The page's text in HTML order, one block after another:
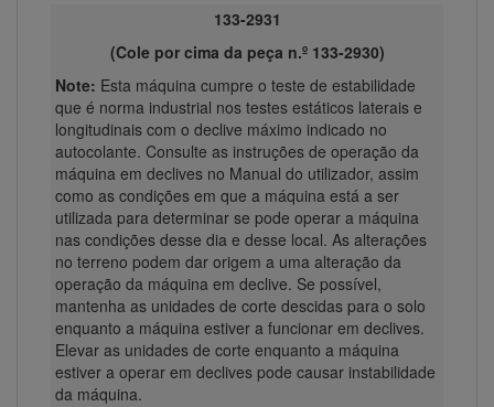
133-2931
(Cole por cima da peça n.º 133-2930)
Note: Esta máquina cumpre o teste de estabilidade
que é norma industrial nos testes estáticos laterais e
longitudinais com o declive máximo indicado no
autocolante. Consulte as instruções de operação da
máquina em declives no Manual do utilizador, assim
como as condições em que a máquina está a ser
utilizada para determinar se pode operar a máquina
nas condições desse dia e desse local. As alterações
no terreno podem dar origem a uma alteração da
operação da máquina em declive. Se possível,
mantenha as unidades de corte descidas para o solo
enquanto a máquina estiver a funcionar em declives.
Elevar as unidades de corte enquanto a máquina
estiver a operar em declives pode causar instabilidade
da máquina.